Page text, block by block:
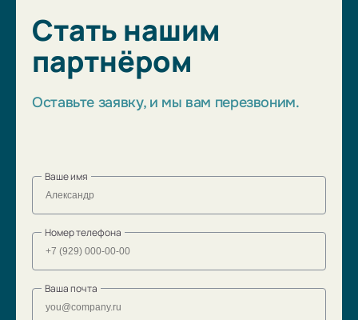
Стать нашим
партнёром
Оставьте заявку, и мы вам перезвоним.
Ваше имя
Номер телефона
Ваша почта